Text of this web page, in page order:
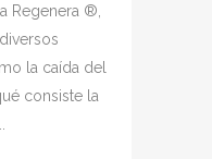
Regenera ®,
la caída del
consiste la